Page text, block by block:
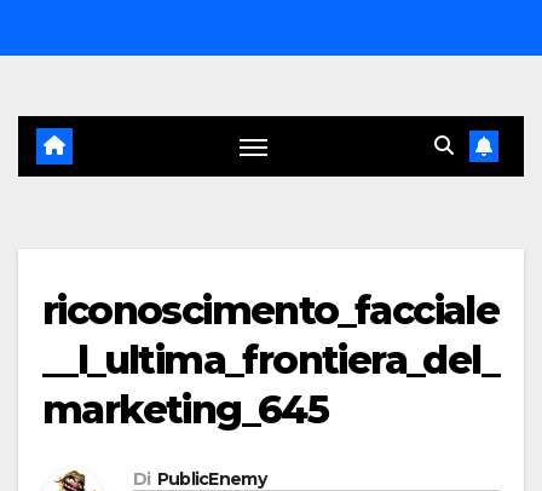
al
riconoscimento_facciale
__l_ultima_frontiera_del_
marketing_645
Di PublicEnemy